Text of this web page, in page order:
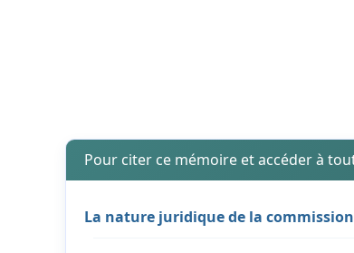
Pour citer ce mémoire et accéder à
La nature juridique de la